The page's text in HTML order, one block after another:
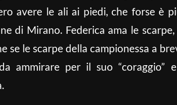
avere le ali ai piedi, che forse è
di Mirano. Federica ama le
le scarpe della campionessa a
ammirare per il suo “coraggio”